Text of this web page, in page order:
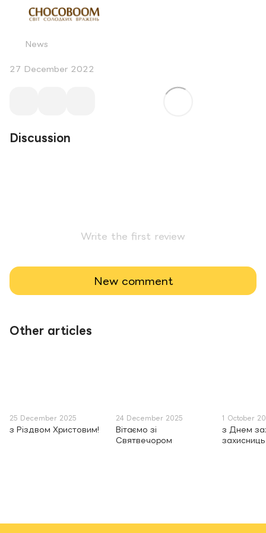
News
27 December 2022
Discussion
Write the first review
New comment
Other articles
25 December 2025
з Різдвом Христовим!
24 December 2025
Вітаємо зі
Святвечором
1 October
з Днем
захисниць